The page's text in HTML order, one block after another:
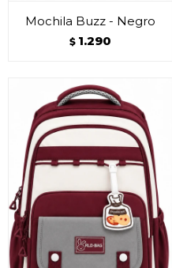
Mochila Buzz - Negro
$ 1.290